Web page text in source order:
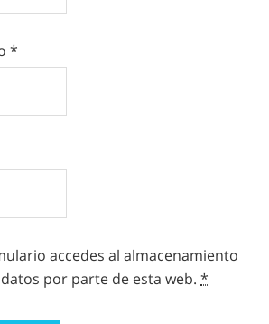
*
accedes al almacenamiento
por parte de esta web. *